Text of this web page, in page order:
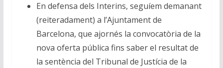
En defensa dels Interins, seguíem demanant
(reiteradament) a l’Ajuntament de
Barcelona, que ajornés la convocatòria de la
nova oferta pública fins saber el resultat de
la sentència del Tribunal de Justícia de la